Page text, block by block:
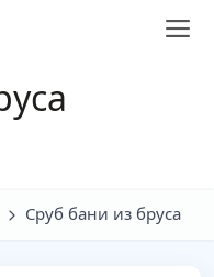
Сруб бани из бруса